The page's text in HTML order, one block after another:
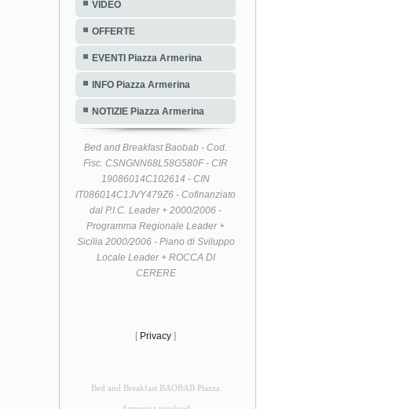
VIDEO
OFFERTE
EVENTI Piazza Armerina
INFO Piazza Armerina
NOTIZIE Piazza Armerina
Bed and Breakfast Baobab - Cod.
Fisc. CSNGNN68L58G580F - CIR
19086014C102614 - CIN
IT086014C1JVY479Z6 - Cofinanziato
dal P.I.C. Leader + 2000/2006 -
Programma Regionale Leader +
Sicilia 2000/2006 - Piano di Sviluppo
Locale Leader + ROCCA DI
CERERE
[ Privacy ]
Bed and Breakfast BAOBAB Piazza